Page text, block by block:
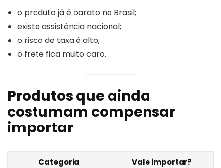
o produto já é barato no Brasil;
existe assistência nacional;
o risco de taxa é alto;
o frete fica muito caro.
Produtos que ainda
costumam compensar
importar
Categoria Vale importar?